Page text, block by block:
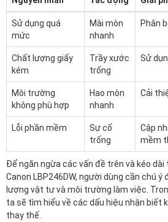
Sử dụng quá
mức
Mài mòn
nhanh
Phân
Chất lượng giấy
kém
Trầy xước
trống
Sử
Môi trường
không phù hợp
Hao mòn
nhanh
Cải
Lỗi phần mềm
Sự cố
trống
Cập
mềm
Để ngăn ngừa các vấn đề trên và kéo
Canon LBP246DW, người dùng cần chú
lượng vật tư và môi trường làm việc.
ta sẽ tìm hiểu về các dấu hiệu nhận biết
thay thế.